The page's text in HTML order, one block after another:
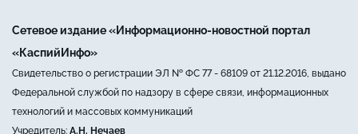
Сетевое издание «Информационно-новостной портал
«КаспийИнфо»
Свидетельство о регистрации ЭЛ № ФС 77 - 68109 от 21.12.2016, выдано
Федеральной службой по надзору в сфере связи, информационных
технологий и массовых коммуникаций
Учредитель: А.Н. Нечаев